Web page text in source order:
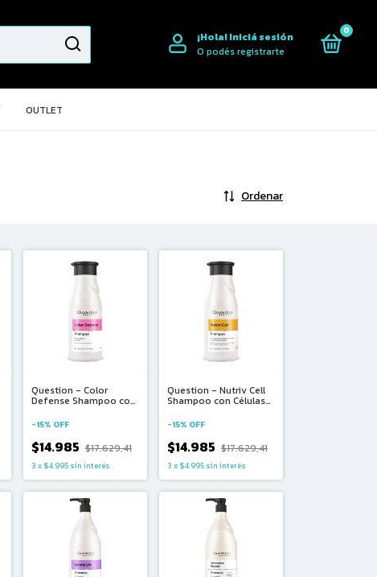
¡Hola!Iniciá sesión
O podés registrarte
0
OUTLET
Ordenar
Question - Color
Defense Shampoo con
(330ml)
-15% OFF
$14.985 $17.629,41
3 x $4.995 sin interés
Question - Nutriv Cell
Shampoo con Células
Manteca de Karité
(330ml)
-15% OFF
$14.985 $17.629,41
3 x $4.995 sin interés